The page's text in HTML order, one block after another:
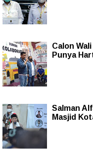
Calon
Punya
Salman
Masjid